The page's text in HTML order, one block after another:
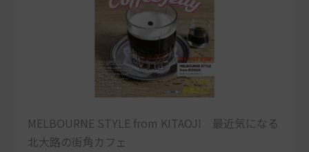
MELBOURNE STYLE from KITAOJI 最近気になる
北大路の街角カフェ